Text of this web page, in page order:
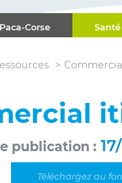
des Services de
Corse
publication